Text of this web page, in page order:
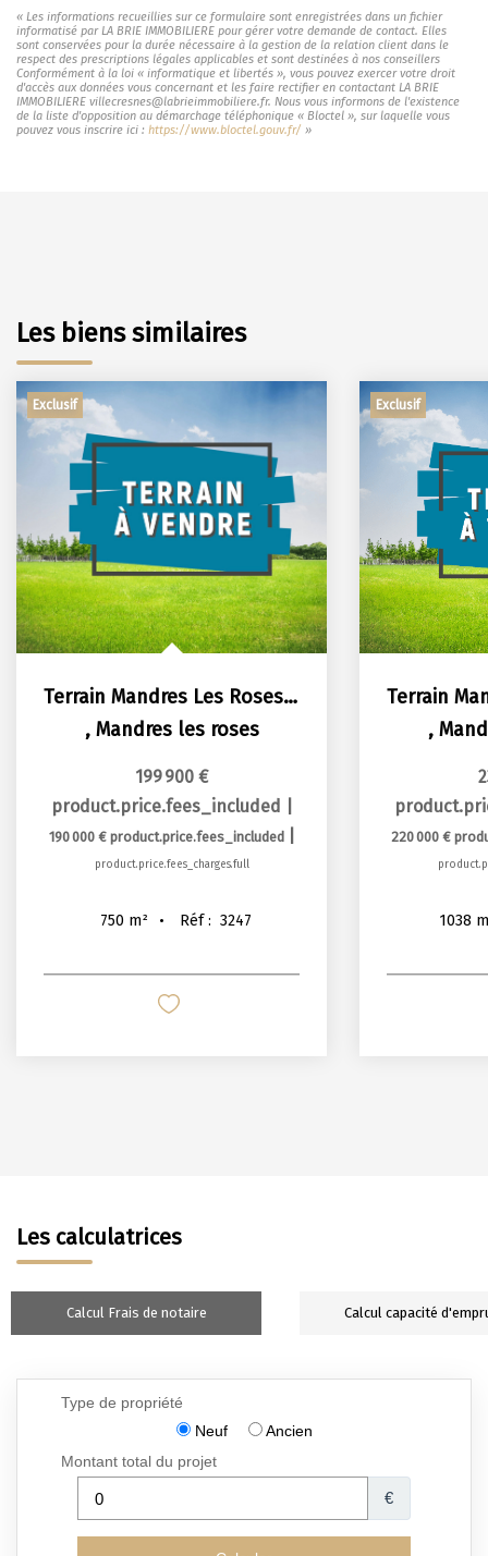
« Les informations recueillies sur ce formulaire sont enregistrées dans un fichier
informatisé par LA BRIE IMMOBILIERE pour gérer votre demande de contact. Elles
sont conservées pour la durée nécessaire à la gestion de la relation client dans le
respect des prescriptions légales applicables et sont destinées à nos conseillers
Conformément à la loi « informatique et libertés », vous pouvez exercer votre droit
d'accès aux données vous concernant et les faire rectifier en contactant LA BRIE
IMMOBILIERE villecresnes@labrieimmobiliere.fr. Nous vous informons de l'existence
de la liste d'opposition au démarchage téléphonique « Bloctel », sur laquelle vous
pouvez vous inscrire ici : https://www.bloctel.gouv.fr/ »
Les biens similaires
Exclusif
Terrain Mandres Les Roses 750 m2
, Mandres les roses
199 900 €
product.price.fees_included
190 000 € product.price.fees_included
product.price.fees_charges.full
750 m² Réf : 3247
Exclusif
,
220 000 €
1038
Les calculatrices
Calcul Frais de notaire Calcul capacité